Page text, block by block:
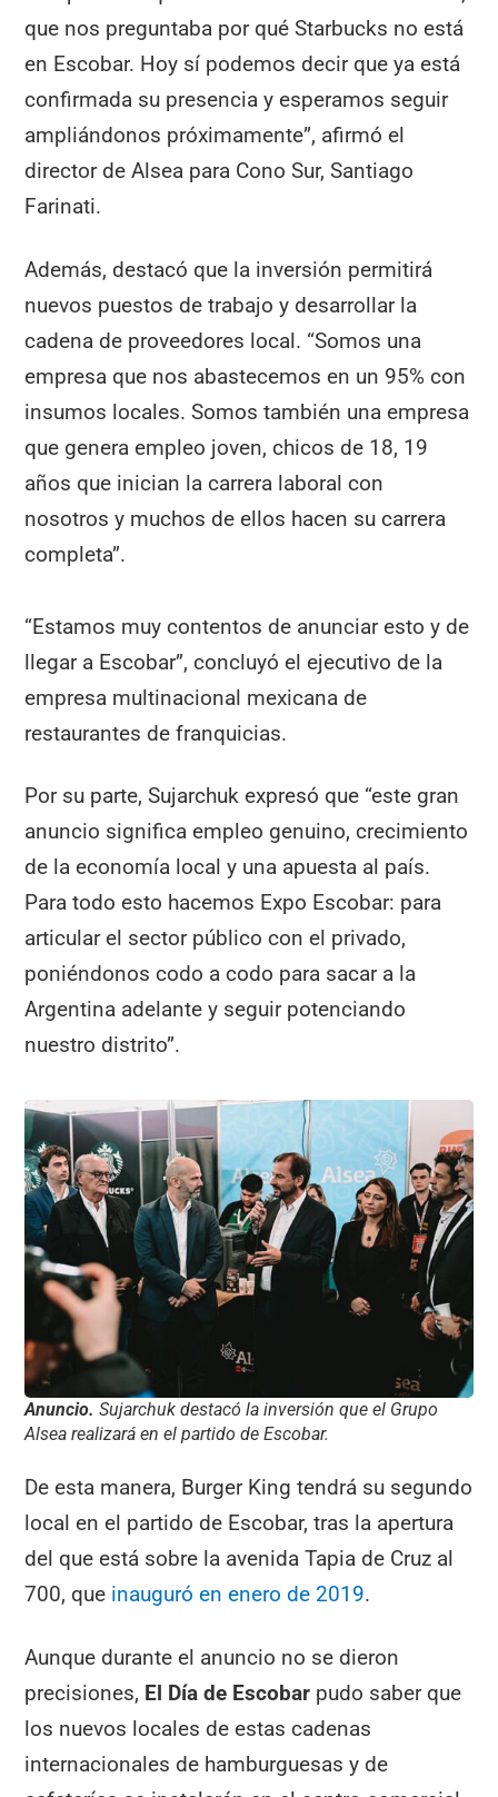
que nos preguntaba por qué Starbucks no está
en Escobar. Hoy sí podemos decir que ya está
confirmada su presencia y esperamos seguir
ampliándonos próximamente”, afirmó el
director de Alsea para Cono Sur, Santiago
Farinati.
Además, destacó que la inversión permitirá
nuevos puestos de trabajo y desarrollar la
cadena de proveedores local. “Somos una
empresa que nos abastecemos en un 95% con
insumos locales. Somos también una empresa
que genera empleo joven, chicos de 18, 19
años que inician la carrera laboral con
nosotros y muchos de ellos hacen su carrera
completa”.
“Estamos muy contentos de anunciar esto y de
llegar a Escobar”, concluyó el ejecutivo de la
empresa multinacional mexicana de
restaurantes de franquicias.
Por su parte, Sujarchuk expresó que “este gran
anuncio significa empleo genuino, crecimiento
de la economía local y una apuesta al país.
Para todo esto hacemos Expo Escobar: para
articular el sector público con el privado,
poniéndonos codo a codo para sacar a la
Argentina adelante y seguir potenciando
nuestro distrito”.
Anuncio.Sujarchuk destacó la inversión que el Grupo
Alsea realizará en el partido de Escobar.
De esta manera, Burger King tendrá su segundo
local en el partido de Escobar, tras la apertura
del que está sobre la avenida Tapia de Cruz al
700, que inauguró en enero de 2019.
Aunque durante el anuncio no se dieron
precisiones, El Día de Escobar pudo saber que
los nuevos locales de estas cadenas
internacionales de hamburguesas y de